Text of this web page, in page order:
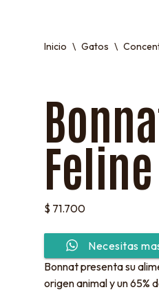
Inicio \ Gatos \
$ 71.700
Necesitas
Bonnat presenta su
origen animal y un 65%